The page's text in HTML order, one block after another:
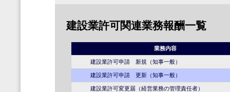
建設業許可関連業務報酬一覧
業務内容
建設業許可申請 新規（知事一般）
建設業許可申請 更新（知事一般）
建設業許可変更届（経営業務の管理責任者）